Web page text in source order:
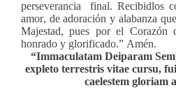
perseverancia final. Recibidlos
amor, de adoración y alabanza
Majestad, pues por el Corazón
honrado y glorificado.” Amén.
“Immaculatam Deiparam
expleto terrestris vitae cursu,
caelestem gloriam